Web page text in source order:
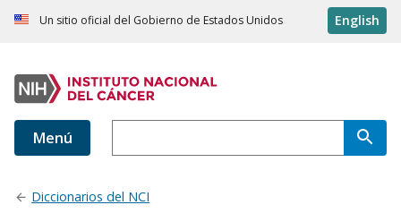
Un sitio oficial del Gobierno de Estados Unidos English
Menú
Diccionarios del NCI